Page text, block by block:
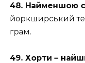
48. Найменшою
йоркширський
грам.
49. Хорти –